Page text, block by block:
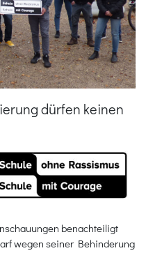
dürfen keinen
benachteiligt
wegen seiner Behinderung